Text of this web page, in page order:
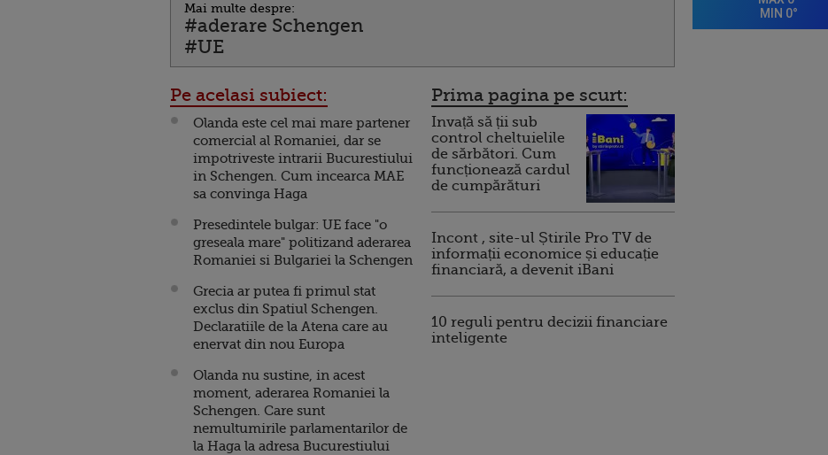
Mai multe despre:
#aderare Schengen
#UE
Pe acelasi subiect:
Olanda este cel mai mare partener
comercial al Romaniei, dar se
impotriveste intrarii Bucurestiului
in Schengen. Cum incearca MAE
sa convinga Haga
Presedintele bulgar: UE face "o
greseala mare" politizand aderarea
Romaniei si Bulgariei la Schengen
Grecia ar putea fi primul stat
exclus din Spatiul Schengen.
Declaratiile de la Atena care au
enervat din nou Europa
Olanda nu sustine, in acest
moment, aderarea Romaniei la
Schengen. Care sunt
nemultumirile parlamentarilor de
la Haga la adresa Bucurestiului
Prima pagina pe scurt:
Invață să ții sub
control cheltuielile
de sărbători. Cum
funcționează cardul
de cumpărături
Incont , site-ul Știrile Pro TV de
informații economice și educație
financiară, a devenit iBani
10 reguli pentru decizii financiare
inteligente